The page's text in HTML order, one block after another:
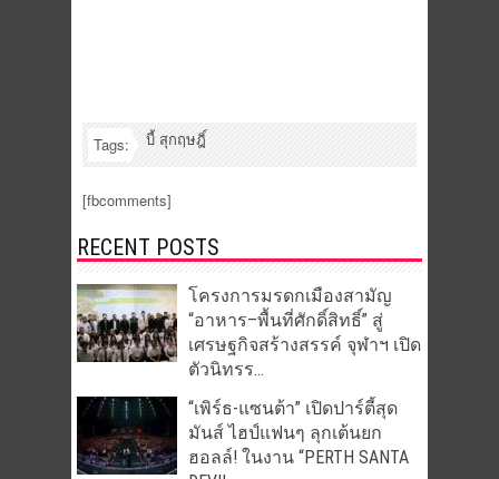
Tags: บี้ สุกฤษฎิ์
[fbcomments]
RECENT POSTS
โครงการมรดกเมืองสามัญ
“อาหาร–พื้นที่ศักดิ์สิทธิ์” สู่
เศรษฐกิจสร้างสรรค์ จุฬาฯ เปิด
ตัวนิทรร...
“เพิร์ธ-แซนต้า” เปิดปาร์ตี้สุด
มันส์ ไฮป์แฟนๆ ลุกเต้นยก
ฮอลล์! ในงาน “PERTH SANTA